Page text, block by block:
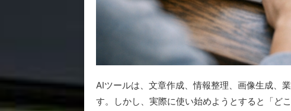
AIツールは、文章作成、情報整理、画像生成、
す。しかし、実際に使い始めようとすると「ど